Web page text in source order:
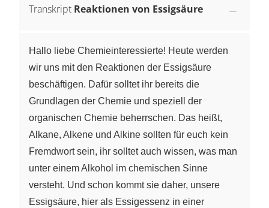
Transkript Reaktionen von Essigsäure
Hallo liebe Chemieinteressierte! Heute werden
wir uns mit den Reaktionen der Essigsäure
beschäftigen. Dafür solltet ihr bereits die
Grundlagen der Chemie und speziell der
organischen Chemie beherrschen. Das heißt,
Alkane, Alkene und Alkine sollten für euch kein
Fremdwort sein, ihr solltet auch wissen, was man
unter einem Alkohol im chemischen Sinne
versteht. Und schon kommt sie daher, unsere
Essigsäure, hier als Essigessenz in einer